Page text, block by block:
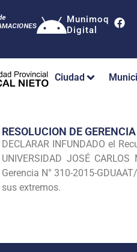
Munimoq
Digital
Ciudad
RESOLUCION DE
DECLARAR INFUNDADO el
UNIVERSIDAD JOSÉ
Gerencia N° 310-2015-
sus extremos.